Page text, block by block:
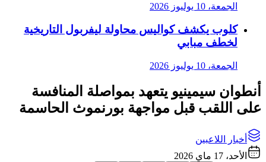
الجمعة، 10 يوليوز 2026
كلوب يكشف كواليس محاولة ليفربول التاريخية
لخطف مبابي
الجمعة، 10 يوليوز 2026
أنطوان سيمينيو يتعهد بمواصلة المنافسة
على اللقب قبل مواجهة بورنموث الحاسمة
أخبار اللاعبين
الأحد، 17 ماي 2026